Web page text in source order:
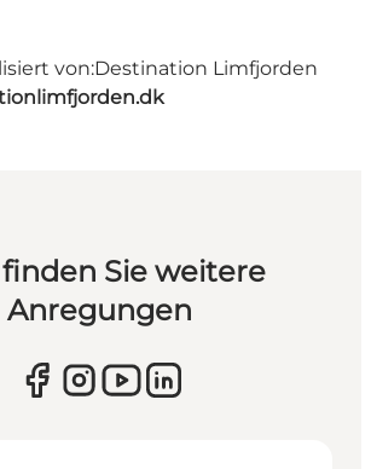
von:Destination Limfjorden
Sie weitere
Anregungen